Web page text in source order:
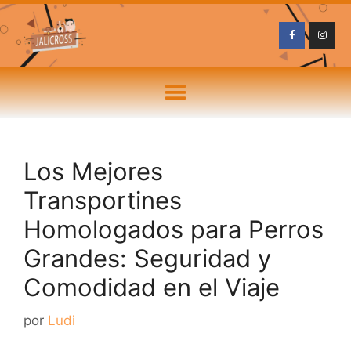
Los Mejores
Transportines
Homologados para Perros
Grandes: Seguridad y
Comodidad en el Viaje
por Ludi